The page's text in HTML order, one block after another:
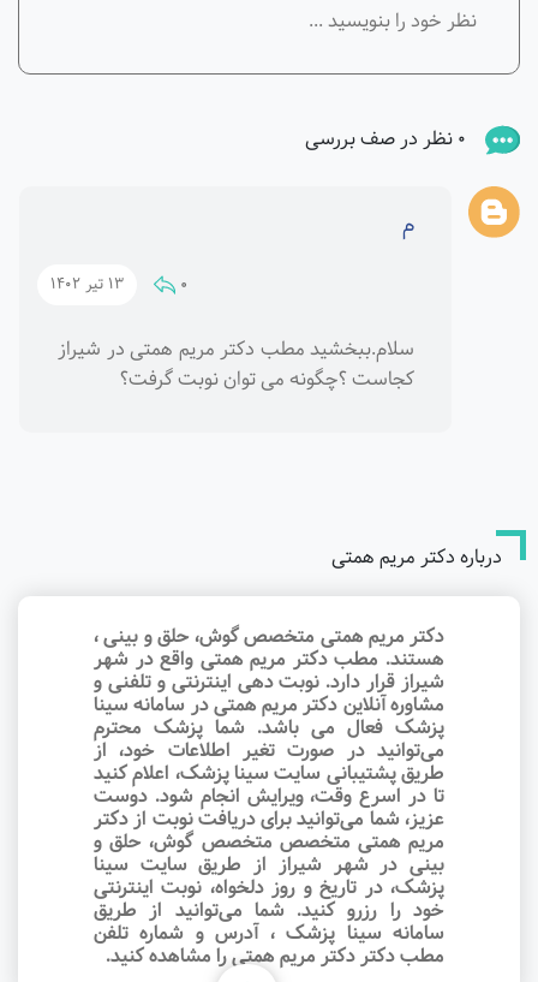
0 نظر در صف بررسی
م
0 13 تیر 1402
سلام.ببخشید مطب دکتر مریم همتی در شیراز
کجاست ؟چگونه می توان نوبت گرفت؟
درباره دکتر مریم همتی
دکتر مریم همتی متخصص گوش، حلق و بینی ،
هستند. مطب دکتر مریم همتی واقع در شهر
شیراز قرار دارد. نوبت‌ دهی اینترنتی و تلفنی و
مشاوره آنلاین دکتر مریم همتی در سامانه سینا
پزشک فعال می باشد. شما پزشک محترم
می‌توانید در صورت تغیر اطلاعات خود، از
طریق پشتیبانی سایت سینا پزشک، اعلام کنید
تا در اسرع وقت‌، ویرایش انجام شود. دوست
عزیز، شما می‌توانید برای دریافت نوبت از دکتر
مریم همتی متخصص متخصص گوش، حلق و
بینی در شهر شیراز از طریق سایت سینا
پزشک، در تاریخ و روز دلخواه، نوبت اینترنتی
خود را رزرو کنید. شما می‌توانید از طریق
سامانه سینا پزشک ، آدرس و شماره تلفن
مطب دکتر دکتر مریم همتی را مشاهده کنید.